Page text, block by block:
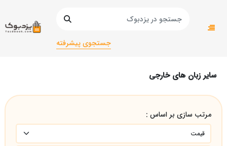
جستجوی پیشرفته
صفحه اصلی
زبان های خارجی سایر زبان ها
سایر زبان های خارجی
مرتب سازی بر اساس :